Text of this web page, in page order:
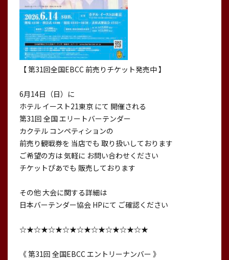
【 第31回全国EBCC 前売りチケット発売中 】
6月14日（日）に
ホテル イースト21東京 にて 開催される
第31回 全国 エリートバーテンダー
カクテル コンペティションの
前売り観戦券を 当店でも 取り扱いしております
ご希望の方は 気軽に お問い合わせください
チケットぴあでも 販売しております
その他 大会に関する詳細は
日本バーテンダー協会 HPにて ご確認ください
☆★☆★☆★☆★☆★☆★☆★☆★☆★
《 第31回 全国EBCC エントリーナンバー 》